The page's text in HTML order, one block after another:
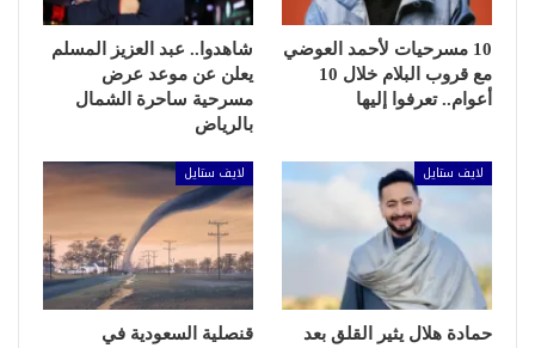
10 مسرحيات لأحمد العوضي
مع قروب البلام خلال 10
أعوام.. تعرفوا إليها
شاهدوا.. عبد العزيز المسلم
يعلن عن موعد عرض
مسرحية ساحرة الشمال
بالرياض
لايف ستايل
حمادة هلال يثير القلق بعد
لايف ستايل
قنصلية السعودية في